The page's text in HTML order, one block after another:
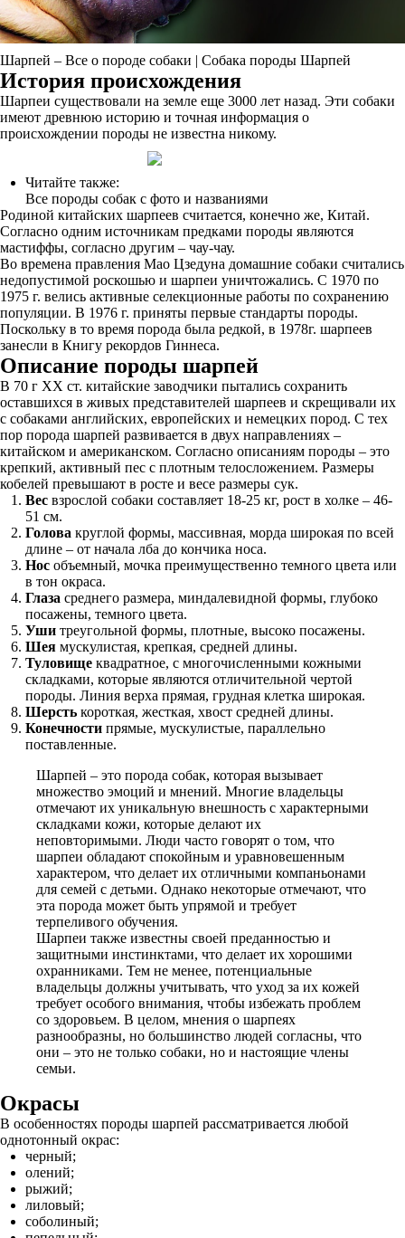
Шарпей – Все о породе собаки | Собака породы Шарпей
История происхождения
Шарпеи существовали на земле еще 3000 лет назад. Эти собаки
имеют древнюю историю и точная информация о
происхождении породы не известна никому.
Читайте также:
Все породы собак с фото и названиями
Родиной китайских шарпеев считается, конечно же, Китай.
Согласно одним источникам предками породы являются
мастиффы, согласно другим – чау-чау.
Во времена правления Мао Цзедуна домашние собаки считались
недопустимой роскошью и шарпеи уничтожались. С 1970 по
1975 г. велись активные селекционные работы по сохранению
популяции. В 1976 г. приняты первые стандарты породы.
Поскольку в то время порода была редкой, в 1978г. шарпеев
занесли в Книгу рекордов Гиннеса.
Описание породы шарпей
В 70 г XX ст. китайские заводчики пытались сохранить
оставшихся в живых представителей шарпеев и скрещивали их
с собаками английских, европейских и немецких пород. С тех
пор порода шарпей развивается в двух направлениях –
китайском и американском. Согласно описаниям породы – это
крепкий, активный пес с плотным телосложением. Размеры
кобелей превышают в росте и весе размеры сук.
Вес взрослой собаки составляет 18-25 кг, рост в холке – 46-
51 см.
Голова круглой формы, массивная, морда широкая по всей
длине – от начала лба до кончика носа.
Нос объемный, мочка преимущественно темного цвета или
в тон окраса.
Глаза среднего размера, миндалевидной формы, глубоко
посажены, темного цвета.
Уши треугольной формы, плотные, высоко посажены.
Шея мускулистая, крепкая, средней длины.
Туловище квадратное, с многочисленными кожными
складками, которые являются отличительной чертой
породы. Линия верха прямая, грудная клетка широкая.
Шерсть короткая, жесткая, хвост средней длины.
Конечности прямые, мускулистые, параллельно
поставленные.
Шарпей – это порода собак, которая вызывает
множество эмоций и мнений. Многие владельцы
отмечают их уникальную внешность с характерными
складками кожи, которые делают их
неповторимыми. Люди часто говорят о том, что
шарпеи обладают спокойным и уравновешенным
характером, что делает их отличными компаньонами
для семей с детьми. Однако некоторые отмечают, что
эта порода может быть упрямой и требует
терпеливого обучения.
Шарпеи также известны своей преданностью и
защитными инстинктами, что делает их хорошими
охранниками. Тем не менее, потенциальные
владельцы должны учитывать, что уход за их кожей
требует особого внимания, чтобы избежать проблем
со здоровьем. В целом, мнения о шарпеях
разнообразны, но большинство людей согласны, что
они – это не только собаки, но и настоящие члены
семьи.
Окрасы
В особенностях породы шарпей рассматривается любой
однотонный окрас:
черный;
олений;
рыжий;
лиловый;
соболиный;